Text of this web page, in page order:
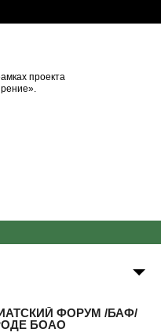
проекта
ФОРУМ /БАФ/
БОАО